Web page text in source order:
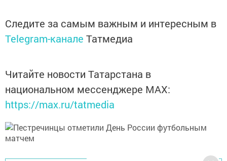
Следите за самым важным и интересным в
Telegram-канале Татмедиа
Читайте новости Татарстана в
национальном мессенджере MАХ:
https://max.ru/tatmedia